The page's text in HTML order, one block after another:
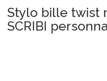
Stylo bille twist
SCRIBI